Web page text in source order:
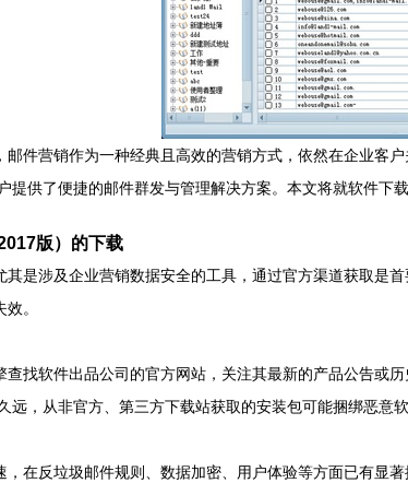
件营销作为一种经典且高效的营销方式，依然在企业
供了便捷的邮件群发与管理解决方案。本文将就软件下
版）的下载
其是涉及企业营销数据安全的工具，通过官方渠道获取是
。
查找软件出品公司的官方网站，关注其最新的产品公告或
远，从非官方、第三方下载站获取的安装包可能捆绑恶
，在反垃圾邮件规则、数据加密、用户体验等方面已有